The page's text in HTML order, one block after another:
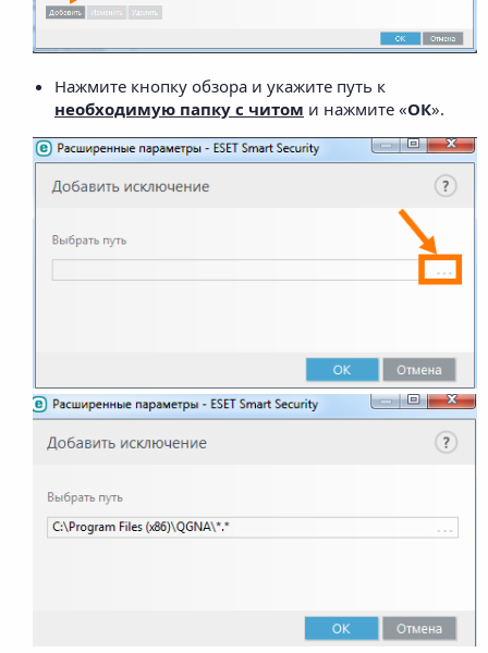
Нажмите кнопку обзора и укажите путь к
необходимую папку с читом и нажмите «ОК».